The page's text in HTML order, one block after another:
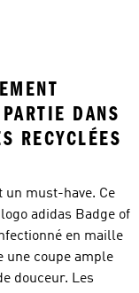
DANS
RECYCLÉES
un must-have. Ce
adidas Badge of
en maille
une coupe ample
douceur. Les